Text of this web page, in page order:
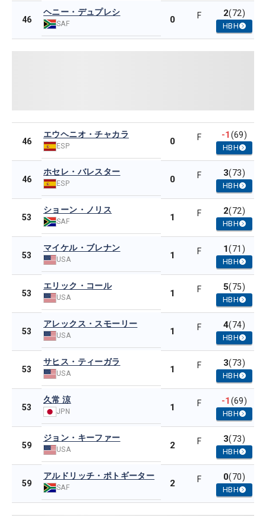
46
ヘニー・デュプレシ
SAF 0 F 2(72)
HBH
46
エウヘニオ・チャカラ
ESP 0 F -1(69)
HBH
46
ホセレ・バレスター
ESP 0 F 3(73)
HBH
53
ショーン・ノリス
SAF 1 F 2(72)
HBH
53
マイケル・ブレナン
USA 1 F 1(71)
HBH
53
エリック・コール
USA 1 F 5(75)
HBH
53
アレックス・スモーリー
USA 1 F 4(74)
HBH
53
サヒス・ティーガラ
USA 1 F 3(73)
HBH
53
久常 涼
JPN 1 F -1(69)
HBH
59
ジョン・キーファー
USA 2 F 3(73)
HBH
59
アルドリッチ・ポトギーター
SAF 2 F 0(70)
HBH